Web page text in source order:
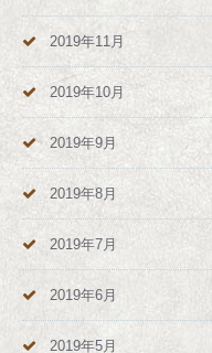
2019年11月
2019年10月
2019年9月
2019年8月
2019年7月
2019年6月
2019年5月